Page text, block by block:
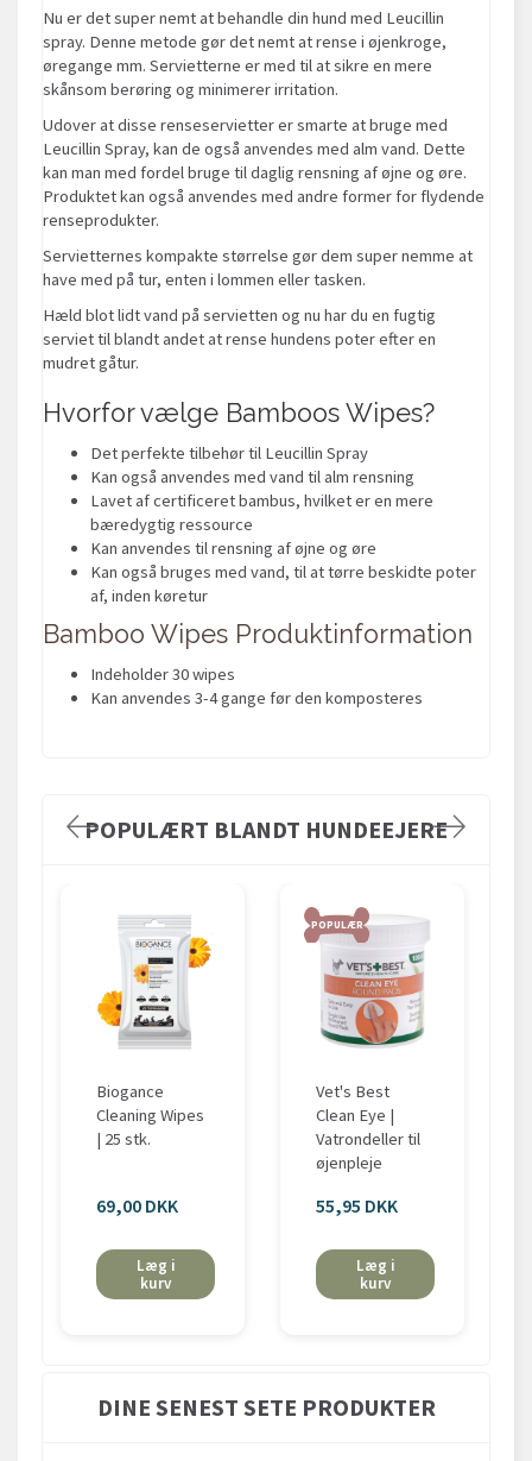
Nu er det super nemt at behandle din hund med Leucillin
spray. Denne metode gør det nemt at rense i øjenkroge,
øregange mm. Servietterne er med til at sikre en mere
skånsom berøring og minimerer irritation.
Udover at disse renseservietter er smarte at bruge med
Leucillin Spray, kan de også anvendes med alm vand. Dette
kan man med fordel bruge til daglig rensning af øjne og øre.
Produktet kan også anvendes med andre former for flydende
renseprodukter.
Servietternes kompakte størrelse gør dem super nemme at
have med på tur, enten i lommen eller tasken.
Hæld blot lidt vand på servietten og nu har du en fugtig
serviet til blandt andet at rense hundens poter efter en
mudret gåtur.
Hvorfor vælge Bamboos Wipes?
Det perfekte tilbehør til Leucillin Spray
Kan også anvendes med vand til alm rensning
Lavet af certificeret bambus, hvilket er en mere
bæredygtig ressource
Kan anvendes til rensning af øjne og øre
Kan også bruges med vand, til at tørre beskidte poter
af, inden køretur
Bamboo Wipes Produktinformation
Indeholder 30 wipes
Kan anvendes 3-4 gange før den komposteres
POPULÆRT BLANDT HUNDEEJERE
Biogance
Cleaning Wipes
| 25 stk.
69,00 DKK
Læg i
kurv
POPULÆR
Vet's Best
Clean Eye |
Vatrondeller til
øjenpleje
55,95 DKK
Læg i
kurv
DINE SENEST SETE PRODUKTER